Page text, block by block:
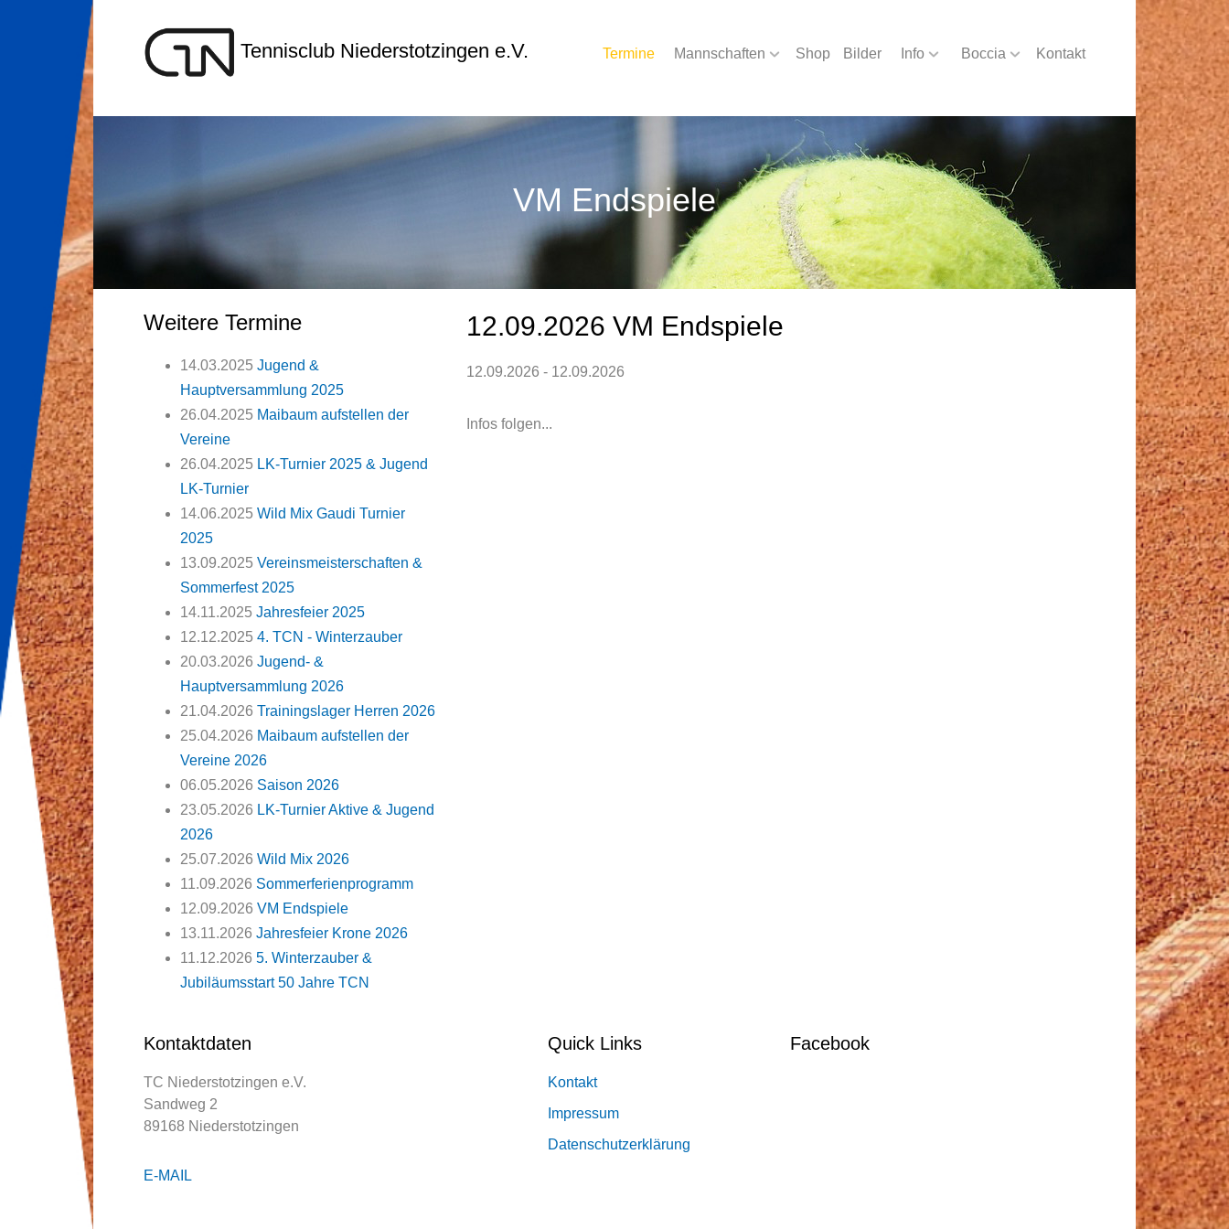
Tennisclub Niederstotzingen e.V. Termine Mannschaften Shop Bilder Info Boccia Kontakt
VM Endspiele
12.09.2026 VM Endspiele
12.09.2026 - 12.09.2026
Infos folgen...
Weitere Termine
14.03.2025 Jugend &
Hauptversammlung 2025
26.04.2025 Maibaum aufstellen der
Vereine
26.04.2025 LK-Turnier 2025 & Jugend
LK-Turnier
14.06.2025 Wild Mix Gaudi Turnier
2025
13.09.2025 Vereinsmeisterschaften &
Sommerfest 2025
14.11.2025 Jahresfeier 2025
12.12.2025 4. TCN - Winterzauber
20.03.2026 Jugend- &
Hauptversammlung 2026
21.04.2026 Trainingslager Herren 2026
25.04.2026 Maibaum aufstellen der
Vereine 2026
06.05.2026 Saison 2026
23.05.2026 LK-Turnier Aktive & Jugend
2026
25.07.2026 Wild Mix 2026
11.09.2026 Sommerferienprogramm
12.09.2026 VM Endspiele
13.11.2026 Jahresfeier Krone 2026
11.12.2026 5. Winterzauber &
Jubiläumsstart 50 Jahre TCN
Kontaktdaten
TC Niederstotzingen e.V.
Sandweg 2
89168 Niederstotzingen
E-MAIL
Quick Links
Kontakt
Impressum
Datenschutzerklärung
Facebook